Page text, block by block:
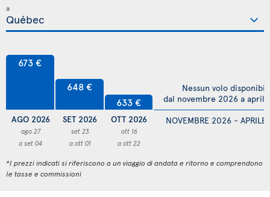
a
673 €
AGO 2026
ago 27
a set 04
648 €
SET 2026
set 23
a ott 01
633 €
OTT 2026
ott 16
a ott 22
NOVEMBRE 2026 -
Nessun volo
dal novembre 2026 a
*I prezzi indicati si riferiscono a un viaggio di andata e ritorno e comprendono
le tasse e commissioni